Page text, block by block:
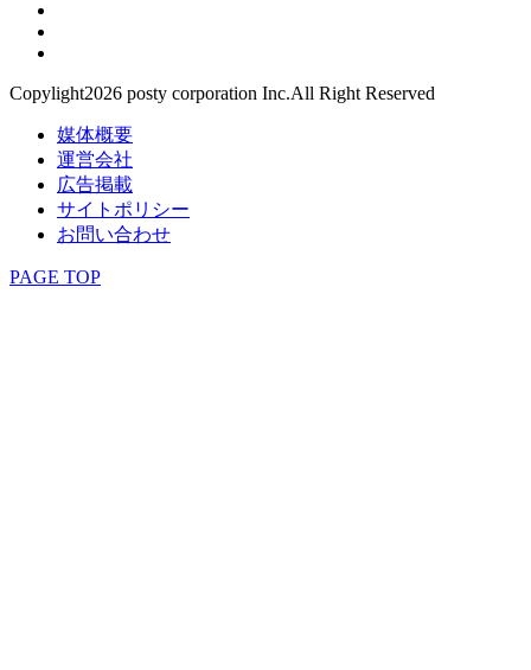
Copylight2026 posty corporation Inc.All Right Reserved
媒体概要
運営会社
広告掲載
サイトポリシー
お問い合わせ
PAGE TOP